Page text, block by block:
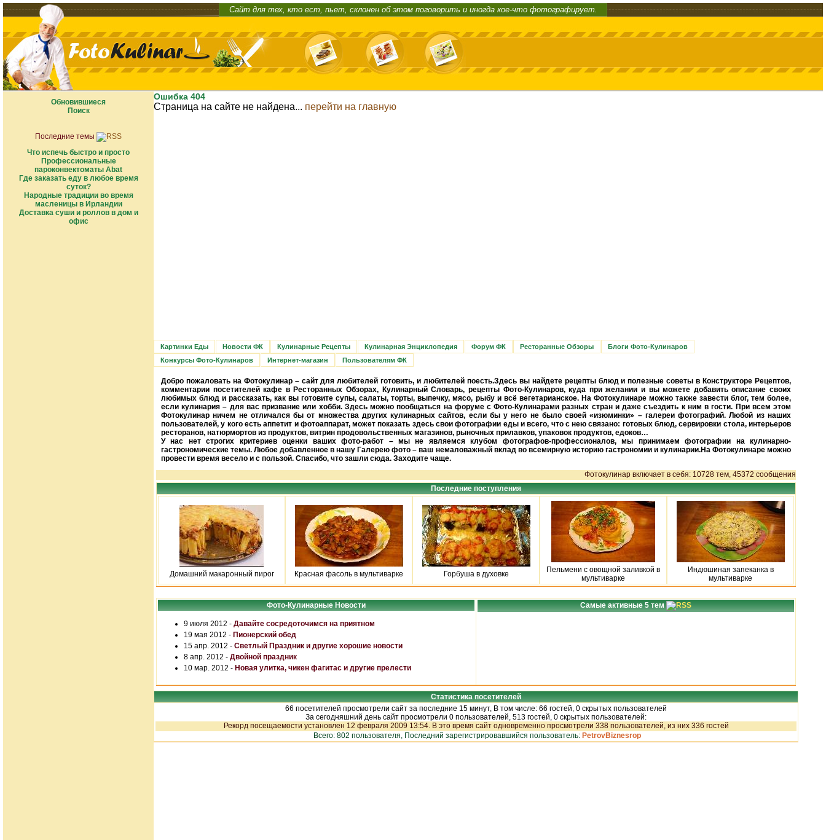
Сайт для тех, кто ест, пьет, склонен об этом поговорить и иногда кое-что фотографирует.
Обновившиеся
Поиск
Последние темы
Что испечь быстро и просто
Профессиональные
пароконвектоматы Abat
Где заказать еду в любое время
суток?
Народные традиции во время
масленицы в Ирландии
Доставка суши и роллов в дом и
офис
Ошибка 404
Страница на сайте не найдена... перейти на главную
Картинки Еды Новости ФК Кулинарные Рецепты Кулинарная Энциклопедия Форум ФК Ресторанные Обзоры
Блоги Фото-Кулинаров
Конкурсы Фото-Кулинаров
Интернет-магазин Пользователям ФК
Добро пожаловать на Фотокулинар – сайт для любителей готовить, и любителей поесть.Здесь вы найдете рецепты блюд и полезные советы в Конструкторе Рецептов,
комментарии посетителей кафе в Ресторанных Обзорах, Кулинарный Словарь, рецепты Фото-Кулинаров, куда при желании и вы можете добавить описание своих
любимых блюд и рассказать, как вы готовите супы, салаты, торты, выпечку, мясо, рыбу и всё вегетарианское. На Фотокулинаре можно также завести блог, тем более,
если кулинария – для вас призвание или хобби. Здесь можно пообщаться на форуме с Фото-Кулинарами разных стран и даже съездить к ним в гости. При всем этом
Фотокулинар ничем не отличался бы от множества других кулинарных сайтов, если бы у него не было своей «изюминки» – галереи фотографий. Любой из наших
пользователей, у кого есть аппетит и фотоаппарат, может показать здесь свои фотографии еды и всего, что с нею связано: готовых блюд, сервировки стола, интерьеров
ресторанов, натюрмортов из продуктов, витрин продовольственных магазинов, рыночных прилавков, упаковок продуктов, едоков…
У нас нет строгих критериев оценки ваших фото-работ – мы не являемся клубом фотографов-профессионалов, мы принимаем фотографии на кулинарно-
гастрономические темы. Любое добавленное в нашу Галерею фото – ваш немаловажный вклад во всемирную историю гастрономии и кулинарии.На Фотокулинаре можно
провести время весело и с пользой. Спасибо, что зашли сюда. Заходите чаще.
Фотокулинар включает в себя: 10728 тем, 45372 сообщения
Последние поступления
Домашний макаронный пирог Красная фасоль в мультиварке Горбуша в духовке
Пельмени с овощной заливкой в
мультиварке
Индюшиная запеканка в
мультиварке
Фото-Кулинарные Новости
9 июля 2012 - Давайте сосредоточимся на приятном
19 мая 2012 - Пионерский обед
15 апр. 2012 - Светлый Праздник и другие хорошие новости
8 апр. 2012 - Двойной праздник
10 мар. 2012 - Новая улитка, чикен фагитас и другие прелести
Самые активные 5 тем
Статистика посетителей
66 посетителей просмотрели сайт за последние 15 минут, В том числе: 66 гостей, 0 скрытых пользователей
За сегодняшний день сайт просмотрели 0 пользователей, 513 гостей, 0 скрытых пользователей:
Рекорд посещаемости установлен 12 февраля 2009 13:54. В это время сайт одновременно просмотрели 338 пользователей, из них 336 гостей
Всего: 802 пользователя, Последний зарегистрировавшийся пользователь: PetrovBiznesrop